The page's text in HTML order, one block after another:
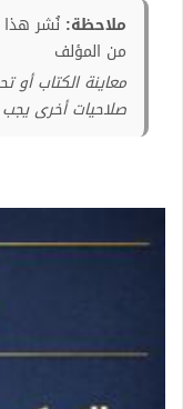
ملاحظة: نُشر
من المؤلف
معاينة الكتاب
صلاحيات أخرى